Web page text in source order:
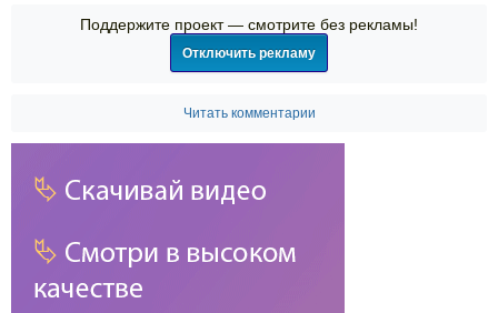
01:00:48
1x
2x
Поддержите проект — смотрите без рекламы!
Отключить рекламу
Читать комментарии